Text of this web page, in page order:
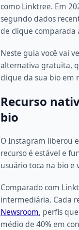
como Linktree. Em
segundo dados
de clique
Neste guia você vai
alternativa gratuita,
clique da sua bio em
Recurso
bio
O Instagram liberou
recurso é estável e
usuário toca na bio e
Comparado com
intermediária. Cada
Newsroom, perfis
médio de 40% em